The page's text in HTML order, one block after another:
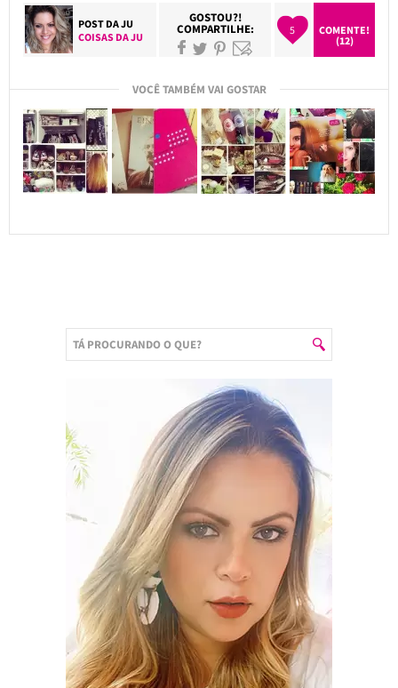
POST DAJU
COISAS DA JU
GOSTOU?!
COMPARTILHE: 5
COMENTE!
(12)
VOCÊ TAMBÉM VAI GOSTAR